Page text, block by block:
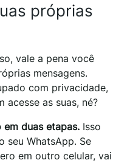
próprias
vale a pena você
mensagens.
com privacidade,
acesse as suas, né?
duas etapas. Isso
seu WhatsApp. Se
em outro celular, vai